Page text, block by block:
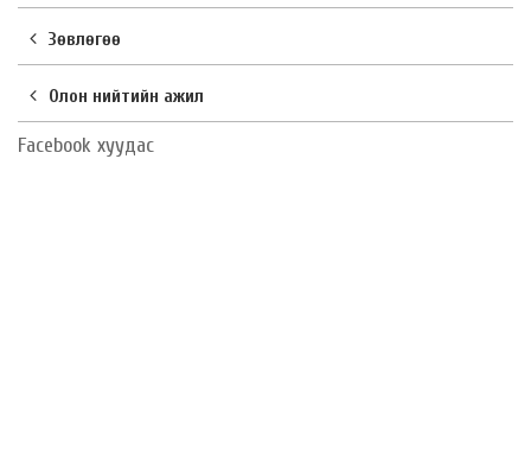
Зөвлөгөө
Олон нийтийн ажил
Facebook хуудас